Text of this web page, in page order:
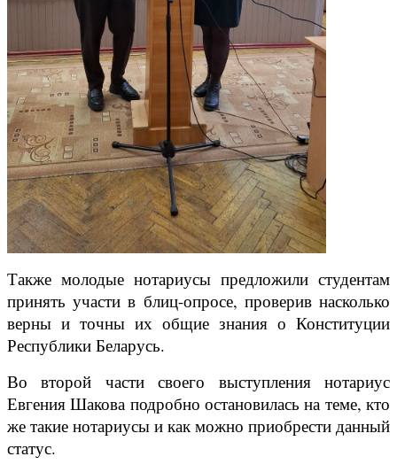
Также молодые нотариусы предложили студентам
принять участи в блиц-опросе, проверив насколько
верны и точны их общие знания о Конституции
Республики Беларусь.
Во второй части своего выступления нотариус
Евгения Шакова подробно остановилась на теме, кто
же такие нотариусы и как можно приобрести данный
статус.